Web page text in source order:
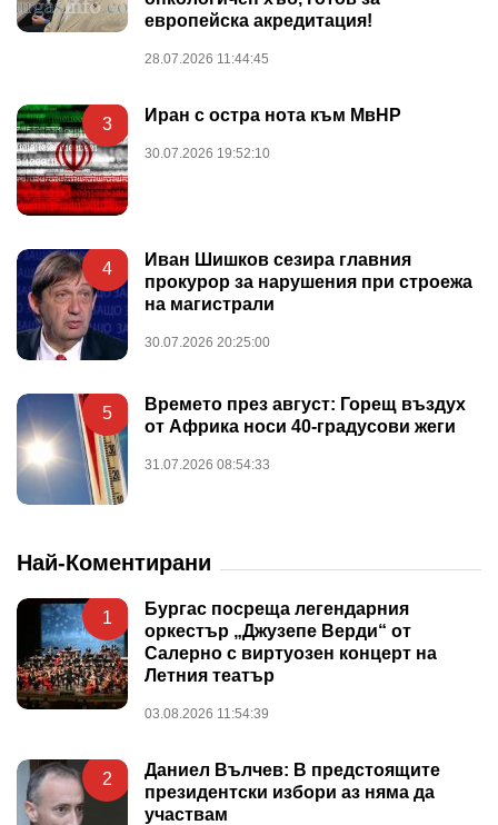
европейска акредитация!
28.07.2026 11:44:45
3 Иран с остра нота към МвНР
30.07.2026 19:52:10
4
Иван Шишков сезира главния
прокурор за нарушения при строежа
на магистрали
30.07.2026 20:25:00
5
Времето през август: Горещ въздух
от Африка носи 40-градусови жеги
31.07.2026 08:54:33
Най-Коментирани
1
Бургас посреща легендарния
оркестър „Джузепе Верди“ от
Салерно с виртуозен концерт на
Летния театър
03.08.2026 11:54:39
2
Даниел Вълчев: В предстоящите
президентски избори аз няма да
участвам